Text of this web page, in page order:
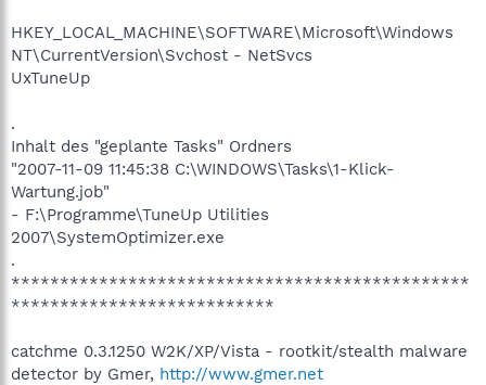
HKEY_LOCAL_MACHINE\SOFTWARE\Microsoft\Windows
NT\CurrentVersion\Svchost - NetSvcs
UxTuneUp
.
Inhalt des "geplante Tasks" Ordners
"2007-11-09 11:45:38 C:\WINDOWS\Tasks\1-Klick-
Wartung.job"
- F:\Programme\TuneUp Utilities
2007\SystemOptimizer.exe
.
***********************************************
***************************
catchme 0.3.1250 W2K/XP/Vista - rootkit/stealth malware
detector by Gmer, http://www.gmer.net